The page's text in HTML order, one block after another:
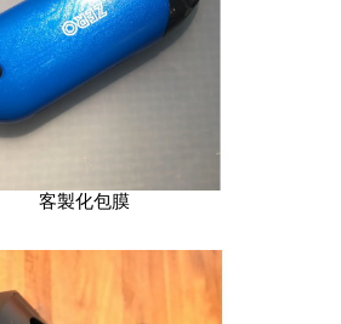
客製化包膜